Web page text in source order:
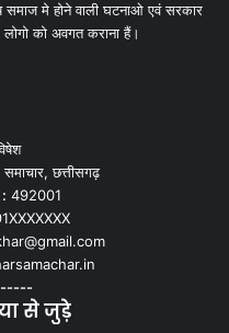
समाज मे होने वाली घटनाओ एवं सरकार
लोगो को अवगत कराना हैं।
छत्तीसगढ़
: 492001
से जुड़े